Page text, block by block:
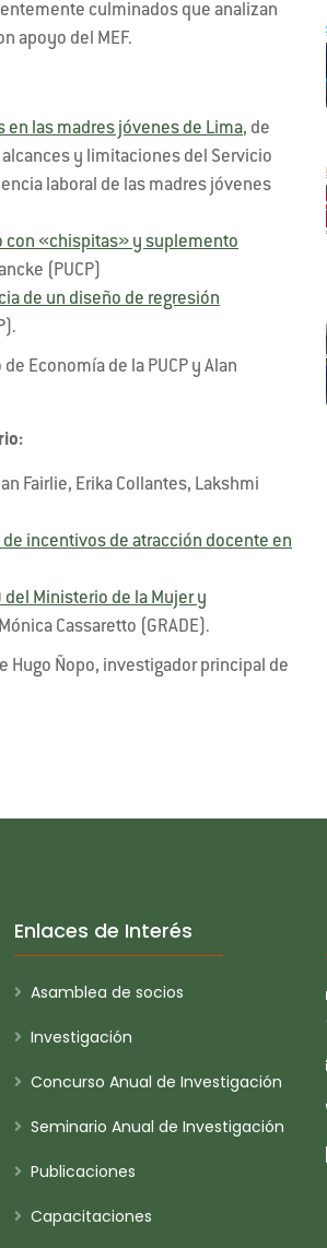
culminados que analizan
apoyo del MEF.
en las madres jóvenes de Lima, de
alcances y limitaciones del Servicio
laboral de las madres jóvenes
con «chispitas» y suplemento
(PUCP)
de un diseño de regresión
Economía de la PUCP y Alan
Fairlie, Erika Collantes, Lakshmi
incentivos de atracción docente en
del Ministerio de la Mujer y
Cassaretto (GRADE).
Hugo Ñopo, investigador principal de
Enlaces de Interés
Asamblea de socios
Investigación
Concurso Anual de Investigación
Seminario Anual de Investigación
Publicaciones
Capacitaciones